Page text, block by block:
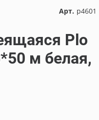
Арт. р4601
Plo
м белая,